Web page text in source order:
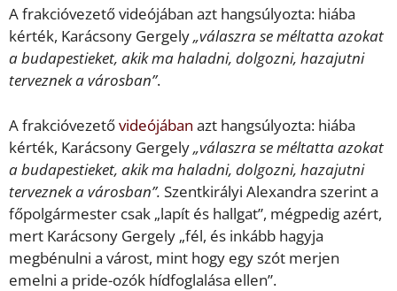
A frakcióvezető videójában azt hangsúlyozta: hiába
kérték, Karácsony Gergely„válaszra se méltatta azokat
a budapestieket, akik ma haladni, dolgozni, hazajutni
terveznek a városban”.
A frakcióvezetővideójában azt hangsúlyozta: hiába
kérték, Karácsony Gergely„válaszra se méltatta azokat
a budapestieket, akik ma haladni, dolgozni, hazajutni
terveznek a városban”. Szentkirályi Alexandra szerint a
főpolgármester csak „lapít és hallgat”, mégpedig azért,
mert Karácsony Gergely „fél, és inkább hagyja
megbénulni a várost, mint hogy egy szót merjen
emelni a pride-ozók hídfoglalása ellen”.